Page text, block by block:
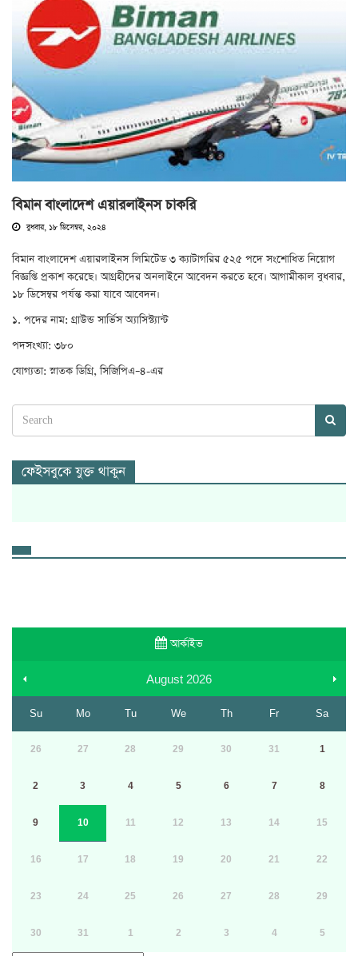
বিমান বাংলাদেশ এয়ারলাইনস চাকরি
বুধবার, ১৮ ডিসেম্বর, ২০২৪
বিমান বাংলাদেশ এয়ারলাইনস লিমিটেড ৩ ক্যাটাগরির ৫২৫ পদে সংশোধিত নিয়োগ
বিজ্ঞপ্তি প্রকাশ করেছে। আগ্রহীদের অনলাইনে আবেদন করতে হবে। আগামীকাল বুধবার,
১৮ ডিসেম্বর পর্যন্ত করা যাবে আবেদন।
১. পদের নাম: গ্রাউন্ড সার্ভিস অ্যাসিস্ট্যান্ট
পদসংখ্যা: ৩৮০
যোগ্যতা: স্নাতক ডিগ্রি, সিজিপিএ–৪-এর
ফেইসবুকে যুক্ত থাকুন
আর্কাইভ
August 2026
Su Mo Tu We Th Fr Sa
26 27 28 29 30 31 1
2 3 4 5 6 7 8
9 10 11 12 13 14 15
16 17 18 19 20 21 22
23 24 25 26 27 28 29
30 31 1 2 3 4 5